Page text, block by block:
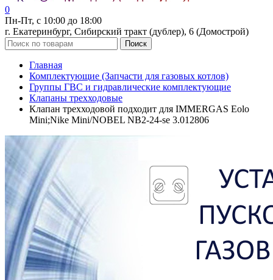
0
Пн-Пт, с 10:00 до 18:00
г. Екатеринбург, Сибирский тракт (дублер), 6 (Домострой)
Поиск
Главная
Комплектующие (Запчасти для газовых котлов)
Группы ГВС и гидравлические комплектующие
Клапаны трехходовые
Клапан трехходовой подходит для IMMERGAS Eolo
Mini;Nike Mini/NOBEL NB2-24-se 3.012806